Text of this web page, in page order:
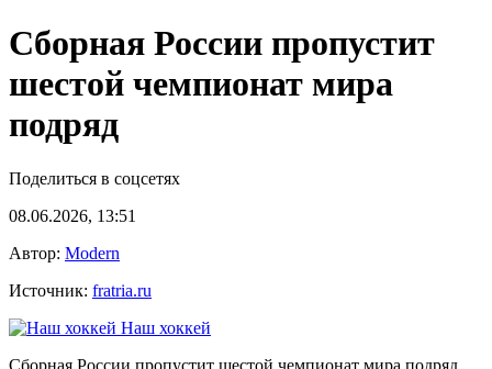
Сборная России пропустит
шестой чемпионат мира
подряд
Поделиться в соцсетях
08.06.2026, 13:51
Автор: Modern
Источник: fratria.ru
Наш хоккей
Сборная России пропустит шестой чемпионат мира подряд